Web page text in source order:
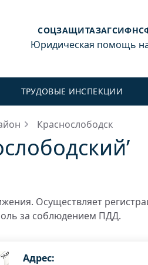
СОЦЗАЩИТАЗАГСИФНС
Юридическая помощь
ТРУДОВЫЕ ИНСПЕКЦИИ
Краснослободск
Осуществляет
за соблюдением ПДД.
Адрес: